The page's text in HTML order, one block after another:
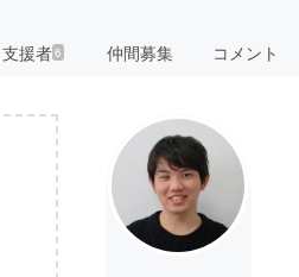
支援者6 仲間募集 コメント